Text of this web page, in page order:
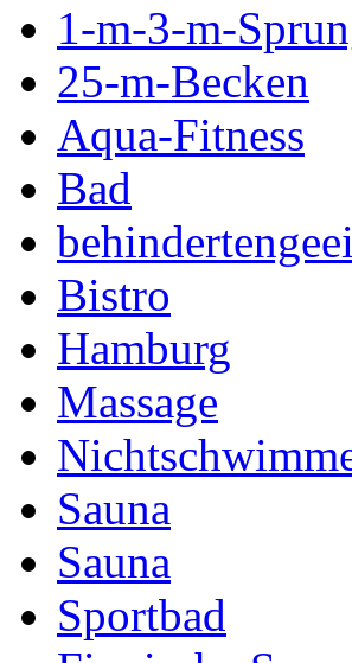
1-m-3-m-
25-m-Becken
Aqua-Fitness
Bad
Bistro
Hamburg
Massage
Sauna
Sauna
Sportbad